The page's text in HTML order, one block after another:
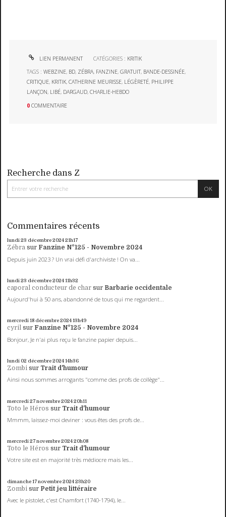
LIEN PERMANENT CATÉGORIES : KRITIK
TAGS :WEBZINE, BD, ZÉBRA, FANZINE,GRATUIT, BANDE-DESSINÉE,
CRITIQUE, KRITIK,CATHERINE MEURISSE, LÉGÈRETÉ, PHILIPPE
LANÇON, LIBÉ, DARGAUD,CHARLIE-HEBDO
0 COMMENTAIRE
Recherche dans Z
Commentaires récents
lundi 23 décembre 202421h17
Zébra sur Fanzine N°125 - Novembre 2024
Depuis juin 2023 ? Un vrai défi d'archiviste ! On va...
lundi 23 décembre 202411h32
caporal conducteur de char sur Barbarie occidentale
Aujourd'hui à 50 ans, abandonné de tous qui me regardent...
mercredi 18 décembre 202413h49
cyril sur Fanzine N°125 - Novembre 2024
Bonjour, Je n'ai plus reçu le fanzine papier depuis...
lundi 02 décembre 202414h36
Zombi sur Trait d'humour
Ainsi nous sommes arrogants "comme des profs de collège"...
mercredi 27novembre 202420h11
Toto le Héros sur Trait d'humour
Mmmm, laissez-moi deviner : vous êtes des profs de...
mercredi 27novembre 202420h08
Toto le Héros sur Trait d'humour
Votre site est en majorité très médiocre mais les...
dimanche 17novembre 202423h20
Zombi sur Petit jeu littéraire
Avec le pistolet, c'est Chamfort (1740-1794), le...